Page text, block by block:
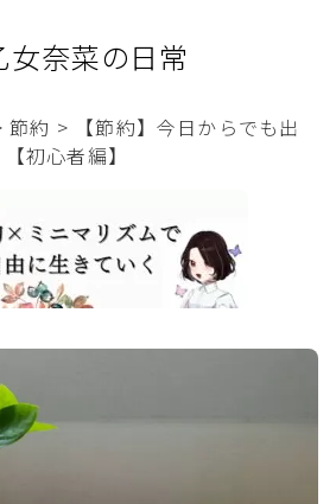
女奈菜の日常
節約 >
【節約】今日からでも出
初心者編】